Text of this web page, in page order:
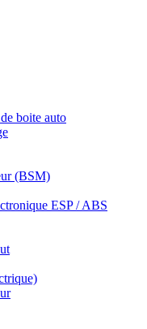
boite auto
(BSM)
ESP / ABS